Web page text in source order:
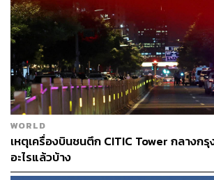
สามารถติดตาม THE
ผ่านแอปพลิเคชันต่างๆ ที่คุณสะดวกหรือใช้
TAGS: เครื่องบิน UPS NTSB โศกนาฏ
FedEx
สำนักงานบริหารการบินแห่งชาติของส
WORLD
เหตุเครื่องบินชนตึก CITIC Tower กลางกรุ
อะไรแล้วบ้าง